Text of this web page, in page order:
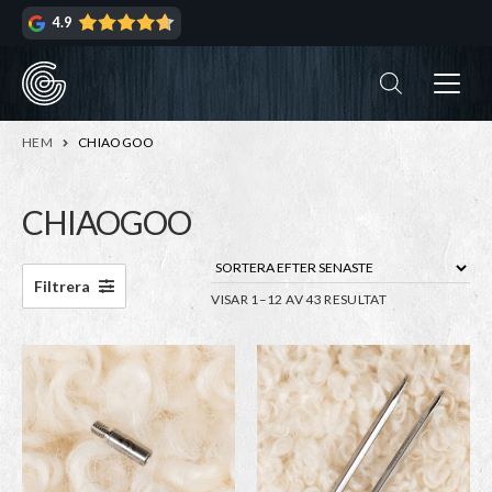
Hoppa
navigering
Hoppa
innehåll
4.9
HEM CHIAOGOO
CHIAOGOO
VISAR 1–12 AV 43 RESULTATSORTERA
Filtrera
Den
här
produkten
har
flera
varianter.
Den
här
produkten
har
flera
varianter.